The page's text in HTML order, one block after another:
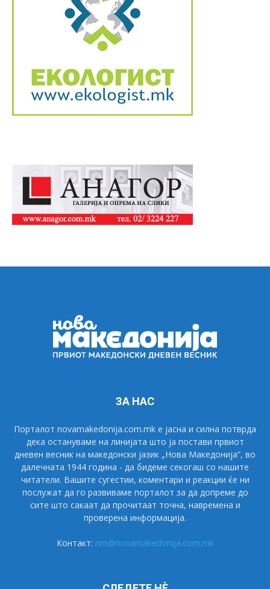
ЗА НАС
Порталот novamakedonija.com.mk е јасна и силна потврда
дека остануваме на линијата што ја постави првиот
дневен весник на македонски јазик „Нова Македонија“, во
далечната 1944 година - да бидеме секогаш со нашите
читатели. Вашите сугестии, коментари и реакции ќе ни
послужат да го развиваме порталот за да допреме до
сите што сакаат да прочитаат точна, навремена и
проверена информација.
Контакт: nm@novamakedonija.com.mk